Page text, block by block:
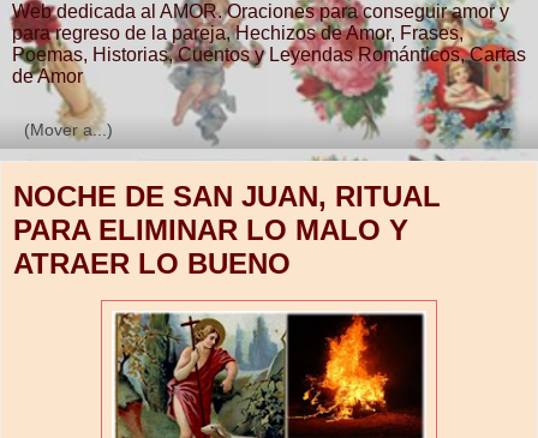
Web dedicada al AMOR. Oraciones para conseguir amor y
para regreso de la pareja, Hechizos de Amor, Frases,
Poemas, Historias, Cuentos y Leyendas Románticos, Cartas
de Amor
▼
NOCHE DE SAN JUAN, RITUAL
PARA ELIMINAR LO MALO Y
ATRAER LO BUENO